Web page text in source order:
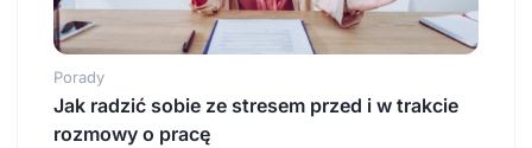
Porady
Jak radzić sobie ze stresem przed i w trakcie
rozmowy o pracę